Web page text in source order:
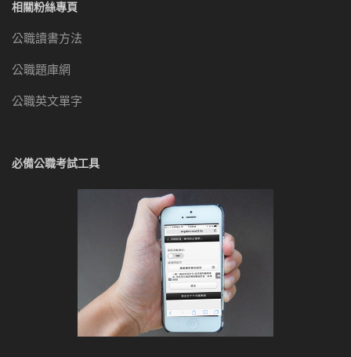
相關粉絲專頁
公職讀書方法
公職題庫網
公職英文單字
必備公職考試工具